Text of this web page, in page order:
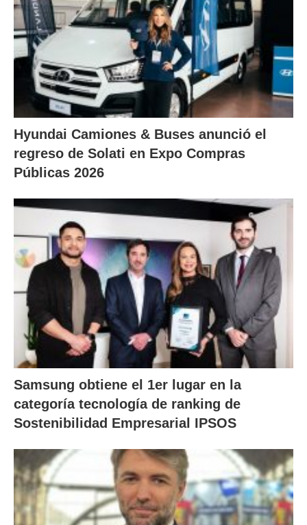
Hyundai Camiones & Buses anunció el
regreso de Solati en Expo Compras
Públicas 2026
Samsung obtiene el 1er lugar en la
categoría tecnología de ranking de
Sostenibilidad Empresarial IPSOS